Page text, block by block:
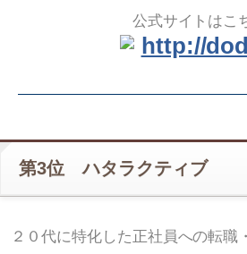
公式サイトはこ
http://
第3位 ハタラクティブ
２０代に特化した正社員への転職